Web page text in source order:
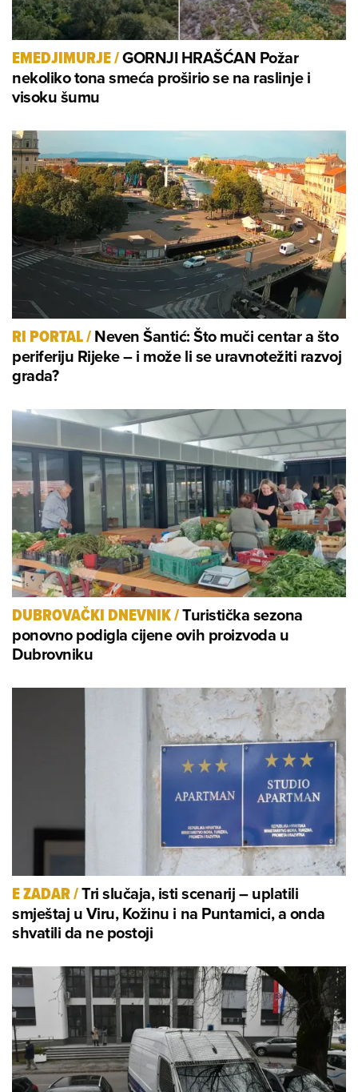
EMEDJIMURJE/GORNJI HRAŠĆAN Požar
nekoliko tona smeća proširio se na raslinje i
visoku šumu
RI PORTAL/Neven Šantić: Što muči centar a što
periferiju Rijeke – i može li se uravnotežiti razvoj
grada?
DUBROVAČKI DNEVNIK/Turistička sezona
ponovno podigla cijene ovih proizvoda u
Dubrovniku
E ZADAR/Tri slučaja, isti scenarij – uplatili
smještaj u Viru, Kožinu i na Puntamici, a onda
shvatili da ne postoji